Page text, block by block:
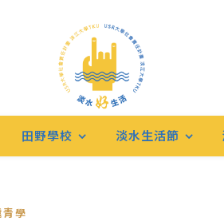
田野學校 淡水生活節
青學